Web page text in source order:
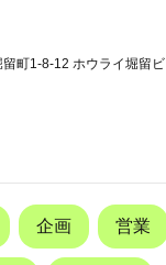
町1-8-12 ホウライ堀留ビ
企画 営業